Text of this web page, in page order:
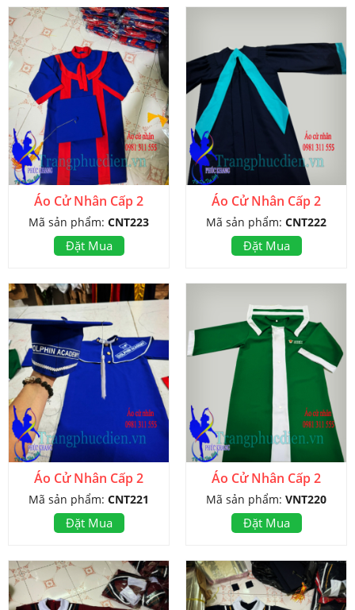
Áo Cử Nhân Cấp 2
Mã sản phẩm: CNT223
Đặt Mua
Áo Cử Nhân Cấp 2
Mã sản phẩm: CNT222
Đặt Mua
Áo Cử Nhân Cấp 2
Mã sản phẩm: CNT221
Đặt Mua
Áo Cử Nhân Cấp 2
Mã sản phẩm: VNT220
Đặt Mua